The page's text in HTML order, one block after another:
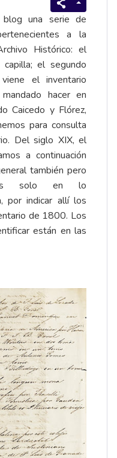
una serie de
a la
Histórico: el
; el segundo
el inventario
hacer en
Caicedo y Flórez,
para consulta
Del siglo XIX, el
a continuación
también pero
solo en lo
por indicar allí los
de 1800. Los
están en las